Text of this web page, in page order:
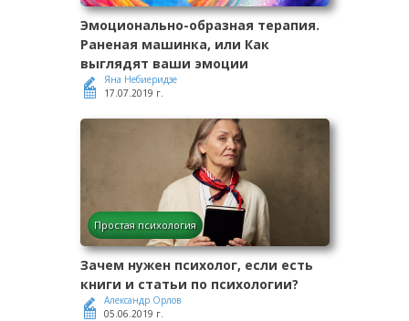
Эмоционально-образная терапия.
Раненая машинка, или Как
выглядят ваши эмоции
Яна Небиеридзе
17.07.2019 г.
Простая психология
Зачем нужен психолог, если есть
книги и статьи по психологии?
Александр Орлов
05.06.2019 г.